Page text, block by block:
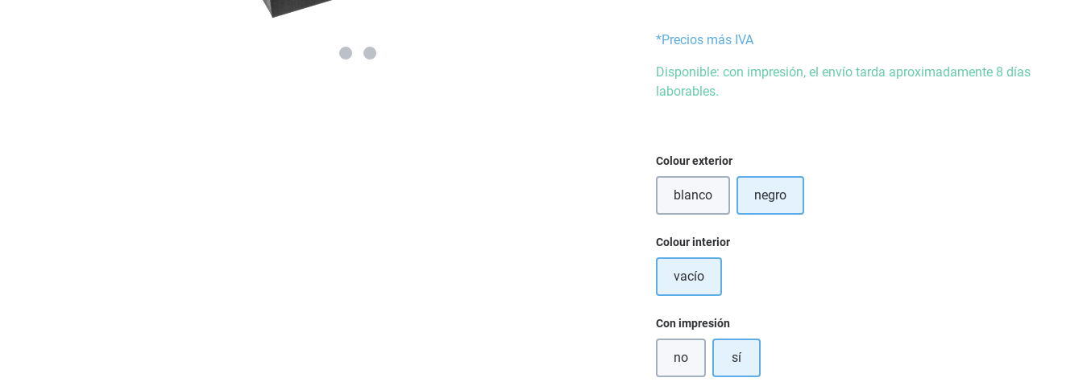
*Precios más IVA
Disponible: con impresión, el envío tarda aproximadamente 8 días
laborables.
Seleccione
Colour exterior
blanco negro
Seleccione
Colour interior
vacío
Seleccione
Con impresión
no sí